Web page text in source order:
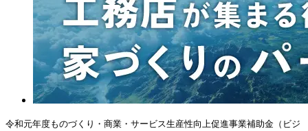
令和元年度ものづくり・商業・サービス生産性向上促進事業補助金（ビジ